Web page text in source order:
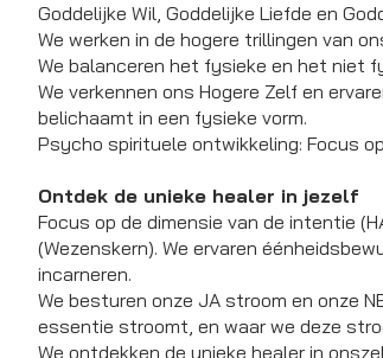
Goddelijke Wil, Goddelijke Liefde en
We werken in de hogere trillingen van
We balanceren het fysieke en het niet
We verkennen ons Hogere Zelf en
belichaamt in een fysieke vorm.
Psycho spirituele ontwikkeling: Focus
Ontdek de unieke healer in jezelf
Focus op de dimensie van de intentie
(Wezenskern). We ervaren
incarneren.
We besturen onze JA stroom en onze
essentie stroomt, en waar we deze
We ontdekken de unieke healer in